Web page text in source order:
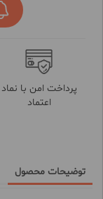
پرداخت امن با نماد
اعتماد
توضیحات محصول